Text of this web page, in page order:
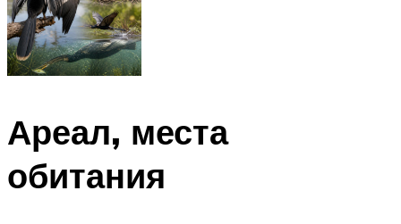
Ареал, места
обитания